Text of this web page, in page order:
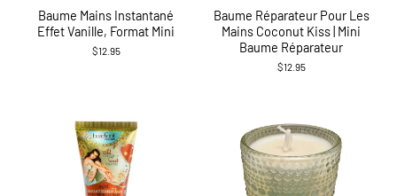
Baume Mains Instantané
Effet Vanille, Format Mini
$12.95
Baume Réparateur Pour Les
Mains Coconut Kiss | Mini
Baume Réparateur
$12.95